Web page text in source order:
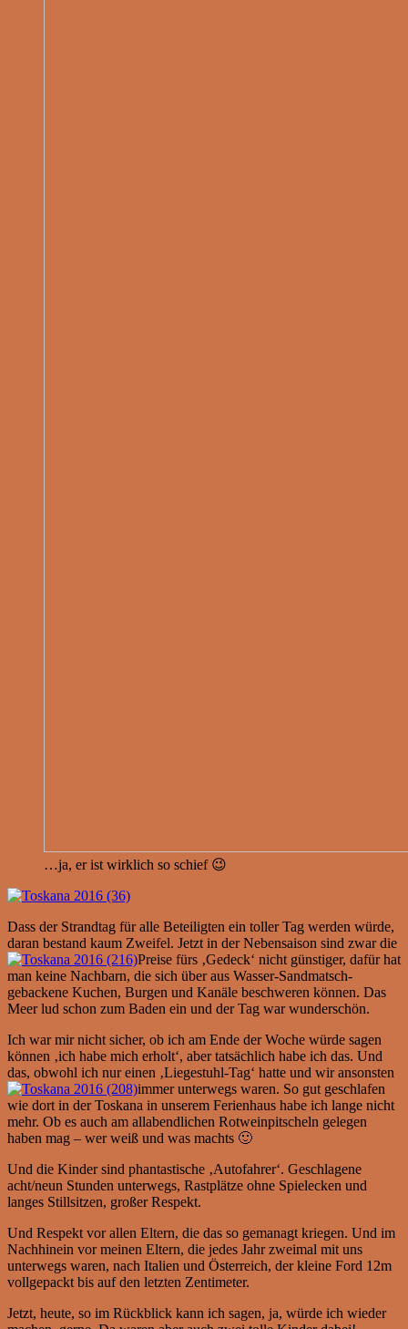
…ja, er ist wirklich so schief 😉
Dass der Strandtag für alle Beteiligten ein toller Tag werden würde,
daran bestand kaum Zweifel. Jetzt in der Nebensaison sind zwar die
Preise fürs ‚Gedeck‘ nicht günstiger, dafür hat
man keine Nachbarn, die sich über aus Wasser-Sandmatsch-
gebackene Kuchen, Burgen und Kanäle beschweren können. Das
Meer lud schon zum Baden ein und der Tag war wunderschön.
Ich war mir nicht sicher, ob ich am Ende der Woche würde sagen
können ‚ich habe mich erholt‘, aber tatsächlich habe ich das. Und
das, obwohl ich nur einen ‚Liegestuhl-Tag‘ hatte und wir ansonsten
immer unterwegs waren. So gut geschlafen
wie dort in der Toskana in unserem Ferienhaus habe ich lange nicht
mehr. Ob es auch am allabendlichen Rotweinpitscheln gelegen
haben mag – wer weiß und was machts 🙂
Und die Kinder sind phantastische ‚Autofahrer‘. Geschlagene
acht/neun Stunden unterwegs, Rastplätze ohne Spielecken und
langes Stillsitzen, großer Respekt.
Und Respekt vor allen Eltern, die das so gemanagt kriegen. Und im
Nachhinein vor meinen Eltern, die jedes Jahr zweimal mit uns
unterwegs waren, nach Italien und Österreich, der kleine Ford 12m
vollgepackt bis auf den letzten Zentimeter.
Jetzt, heute, so im Rückblick kann ich sagen, ja, würde ich wieder